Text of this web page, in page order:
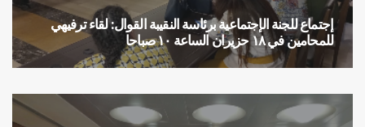
إجتماع للجنة الإجتماعية برئاسة النقيبة القوال: لقاء ترفيهي
للمحامين في ١٨ حزيران الساعة ١٠ صباحا
اللجنة الإجتماعية